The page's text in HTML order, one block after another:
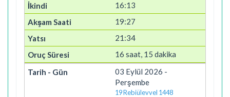
16:13
19:27
21:34
16 saat, 15 dakika
03 Eylül 2026 -
Perşembe
19 Rebiülevvel 1448